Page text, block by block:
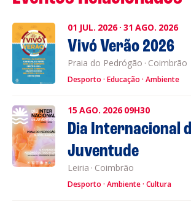
01 JUL. 2026 · 31 AGO. 2026
Vivó Verão 2026
Praia do Pedrógão · Coimbrão
Desporto Educação Ambiente
15AGO. 2026 09H30
Dia Internacional
Juventude
Leiria · Coimbrão
Desporto Ambiente Cultura